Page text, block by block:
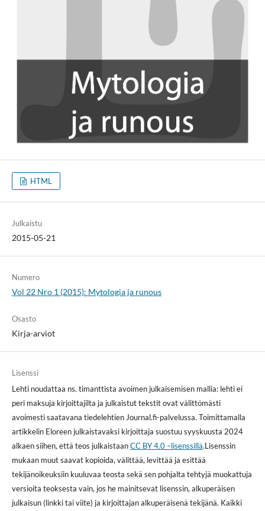
HTML
Julkaistu
2015-05-21
Numero
Vol 22 Nro 1 (2015): Mytologia ja runous
Osasto
Kirja-arviot
Lisenssi
Lehti noudattaa ns. timanttista avoimen julkaisemisen mallia: lehti ei
peri maksuja kirjoittajilta ja julkaistut tekstit ovat välittömästi
avoimesti saatavana tiedelehtien Journal.fi-palvelussa. Toimittamalla
artikkelin Eloreen julkaistavaksi kirjoittaja suostuu syyskuusta 2024
alkaen siihen, että teos julkaistaanCC BY 4.0 –lisenssillä.Lisenssin
mukaan muut saavat kopioida, välittää, levittää ja esittää
tekijänoikeuksiin kuuluvaa teosta sekä sen pohjalta tehtyjä muokattuja
versioita teoksesta vain, jos he mainitsevat lisenssin, alkuperäisen
julkaisun (linkki tai viite) ja kirjoittajan alkuperäisenä tekijänä. Kaikki